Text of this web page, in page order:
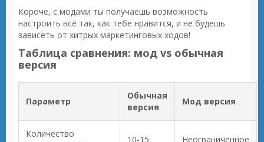
Короче, с модами ты получаешь возможность
настроить всё так, как тебе нравится, и не будешь
зависеть от хитрых маркетинговых ходов!
Таблица сравнения: мод vs обычная
версия
Параметр
Обычная
версия
Мод версия
Количество
10-15 Неограниченное